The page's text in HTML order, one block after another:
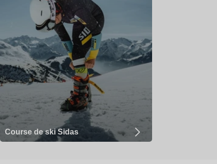
Course de ski Sidas